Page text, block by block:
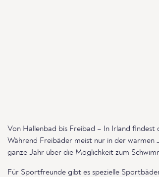
Von Hallenbad bis Freibad – In Irland findest
Während Freibäder meist nur in der
ganze Jahr über die Möglichkeit zum
Für Sportfreunde gibt es spezielle